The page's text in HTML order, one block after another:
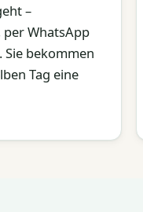
–
WhatsApp
Sie bekommen
Tag eine